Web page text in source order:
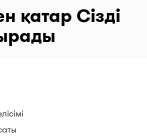
қатар Сізді